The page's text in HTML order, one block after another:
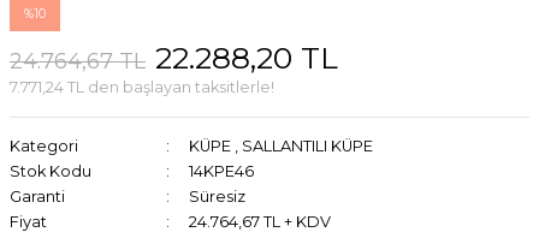
%10
24.764,67 TL 22.288,20 TL
7.771,24 TL den başlayan taksitlerle!
Kategori KÜPE , SALLANTILI KÜPE
Stok Kodu
14KPE46
Garanti
Süresiz
Fiyat
24.764,67 TL + KDV